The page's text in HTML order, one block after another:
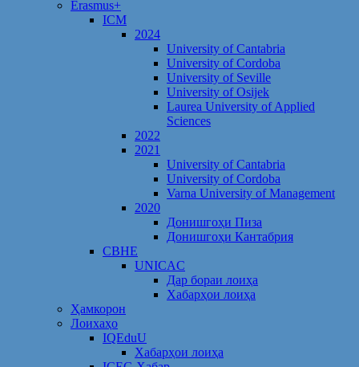
Erasmus+
ICM
2024
University of Cantabria
University of Cordoba
University of Seville
University of Osijek
Laurea University of Applied
Sciences
2022
2021
University of Cantabria
University of Cordoba
Varna University of Management
2020
Донишгоҳи Пиза
Донишгоҳи Кантабрия
CBHE
UNICAC
Дар бораи лоиҳа
Хабарҳои лоиҳа
Ҳамкорон
Лоихаҳо
IQEduU
Хабарҳои лоиҳа